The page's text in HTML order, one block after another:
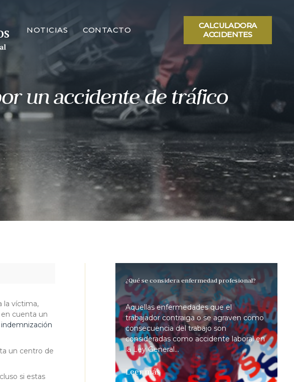
NOTICIAS CONTACTO
CALCULADORA
ACCIDENTES
un accidente de tráfico
la víctima,
cuenta un
indemnización
un centro de
si estas
¿Qué se considera enfermedad profesional?
Aquellas enfermedades que el
trabajador contraiga o se agraven como
consecuencia del trabajo son
consideradas como accidente laboral en
la Ley General...
Leer más